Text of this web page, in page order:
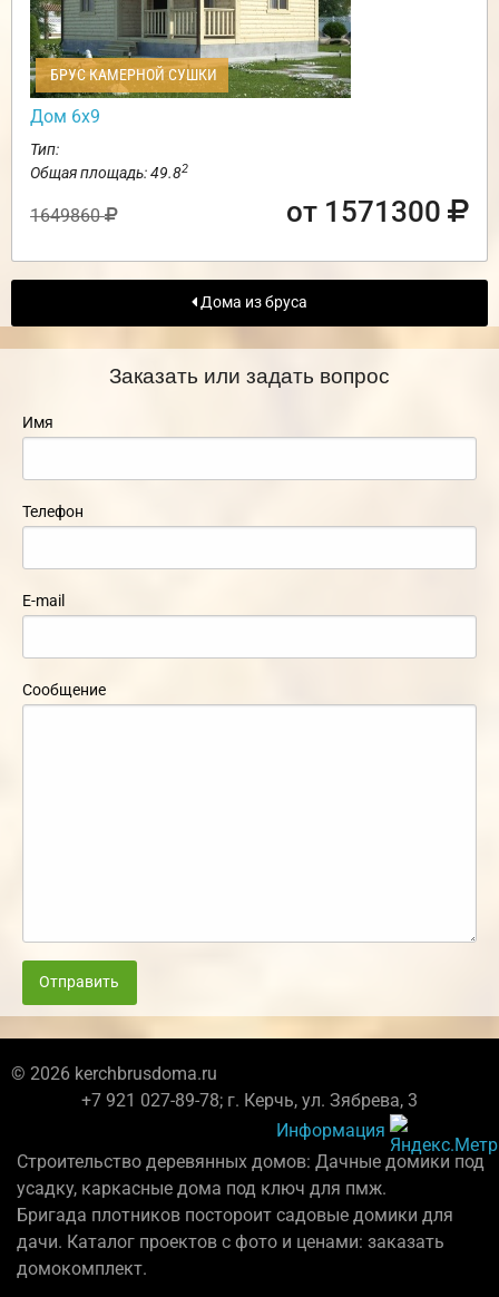
БРУС КАМЕРНОЙ СУШКИ
Дом 6х9
Тип:
Общая площадь: 49.82
1649860 от 1571300
Дома из бруса
Заказать или задать вопрос
Имя
Телефон
E-mail
Сообщение
Отправить
© 2026 kerchbrusdoma.ru
+7 921 027-89-78; г. Керчь, ул. Зябрева, 3
Информация
Строительство деревянных домов: Дачные домики под
усадку, каркасные дома под ключ для пмж.
Бригада плотников постороит садовые домики для
дачи. Каталог проектов с фото и ценами: заказать
домокомплект.